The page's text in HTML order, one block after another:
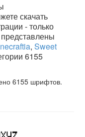
скачать
- только
, Sweet
6155
6155 шрифтов.